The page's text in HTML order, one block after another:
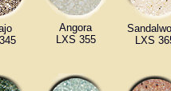
Angora
LXS 355
LXS